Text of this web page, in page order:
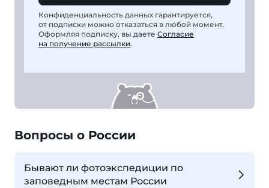
Конфиденциальность данных гарантируется,
от подписки можно отказаться в любой момент.
Оформляя подписку, вы даете Согласие
на получение рассылки.
Вопросы о России
Бывают ли фотоэкспедиции по
заповедным местам России